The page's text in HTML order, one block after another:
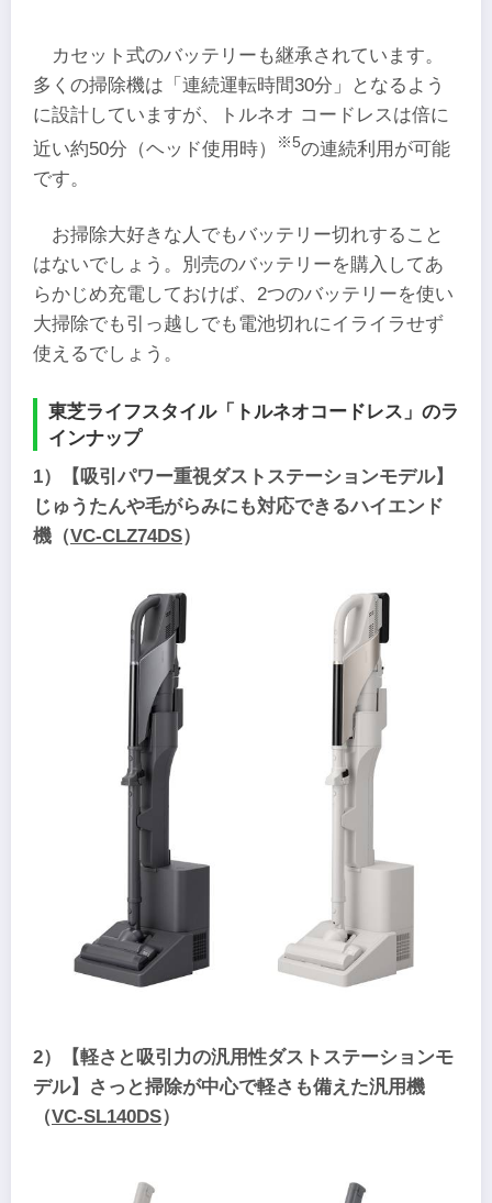
カセット式のバッテリーも継承されています。
多くの掃除機は「連続運転時間30分」となるよう
に設計していますが、トルネオ コードレスは倍に
近い約50分（ヘッド使用時）
※5の連続利用が可能
です。
お掃除大好きな人でもバッテリー切れすること
はないでしょう。別売のバッテリーを購入してあ
らかじめ充電しておけば、2つのバッテリーを使い
大掃除でも引っ越しでも電池切れにイライラせず
使えるでしょう。
東芝ライフスタイル「トルネオコードレス」のラ
インナップ
1）【吸引パワー重視ダストステーションモデル】
じゅうたんや毛がらみにも対応できるハイエンド
機（VC-CLZ74DS）
2）【軽さと吸引力の汎用性ダストステーションモ
デル】さっと掃除が中心で軽さも備えた汎用機
（VC-SL140DS）